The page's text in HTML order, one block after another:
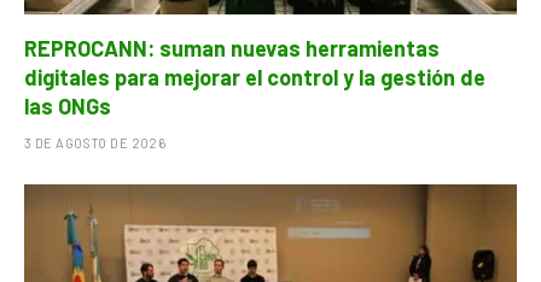
REPROCANN: suman nuevas herramientas
digitales para mejorar el control y la gestión de
las ONGs
3 DE AGOSTO DE 2026